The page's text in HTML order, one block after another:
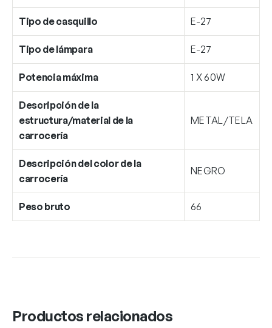
Tipo de casquillo E-27
Tipo de lámpara E-27
Potencia máxima 1 X 60W
Descripción de la
estructura/material de la
carrocería
METAL/TELA
Descripción del color de la
carrocería
NEGRO
Peso bruto 66
Productos relacionados